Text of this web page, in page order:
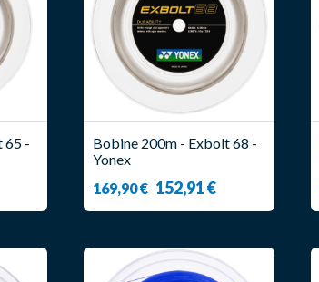
65 -
Bobine 200m - Exbolt 68 -
Yonex
169,90 € 152,91 €